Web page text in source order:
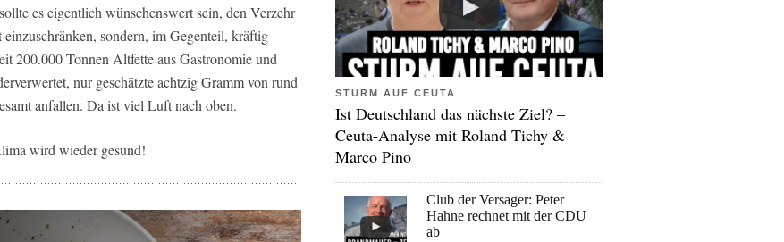
es eigentlich wünschenswert sein, den Verzehr
sondern, im Gegenteil, kräftig
200.000 Tonnen Altfette aus Gastronomie und
nur geschätzte achtzig Gramm von rund
anfallen. Da ist viel Luft nach oben.
wird wieder gesund!
STURM AUF CEUTA
Ist Deutschland das nächste Ziel? –
Ceuta-Analyse mit Roland Tichy &
Marco Pino
Club der Versager: Peter
Hahne rechnet mit der CDU
ab